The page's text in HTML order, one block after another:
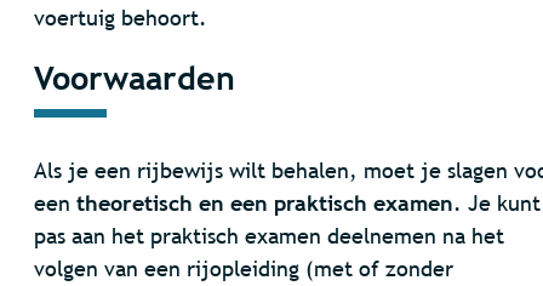
voertuig behoort.
Voorwaarden
Als je een rijbewijs wilt behalen, moet je slagen
een theoretisch en een praktisch examen. Je kunt
pas aan het praktisch examen deelnemen na het
volgen van een rijopleiding (met of zonder